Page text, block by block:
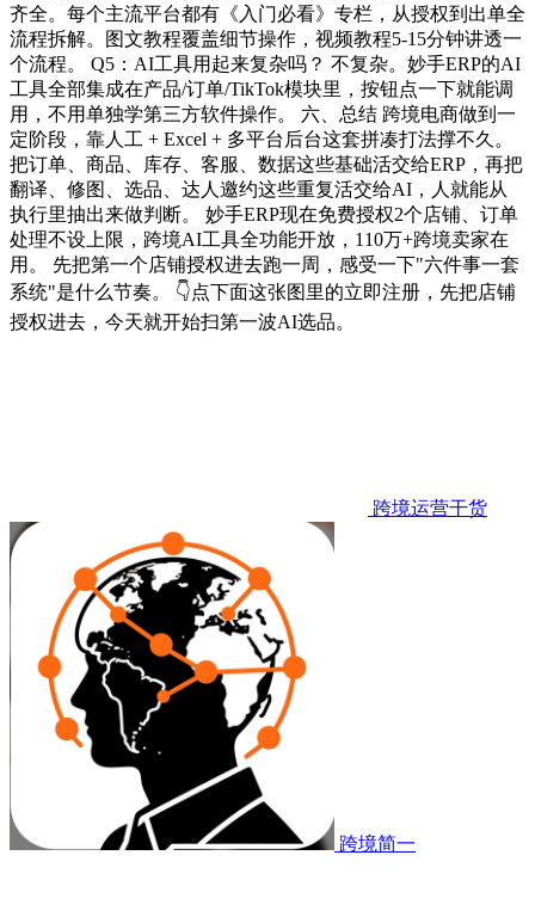
齐全。每个主流平台都有《入门必看》专栏，从授权到出单全
流程拆解。图文教程覆盖细节操作，视频教程5-15分钟讲透一
个流程。 Q5：AI工具用起来复杂吗？ 不复杂。妙手ERP的AI
工具全部集成在产品/订单/TikTok模块里，按钮点一下就能调
用，不用单独学第三方软件操作。 六、总结 跨境电商做到一
定阶段，靠人工 + Excel + 多平台后台这套拼凑打法撑不久。
把订单、商品、库存、客服、数据这些基础活交给ERP，再把
翻译、修图、选品、达人邀约这些重复活交给AI，人就能从
执行里抽出来做判断。 妙手ERP现在免费授权2个店铺、订单
处理不设上限，跨境AI工具全功能开放，110万+跨境卖家在
用。 先把第一个店铺授权进去跑一周，感受一下"六件事一套
系统"是什么节奏。 👇点下面这张图里的立即注册，先把店铺
授权进去，今天就开始扫第一波AI选品。
跨境运营干货
跨境简一